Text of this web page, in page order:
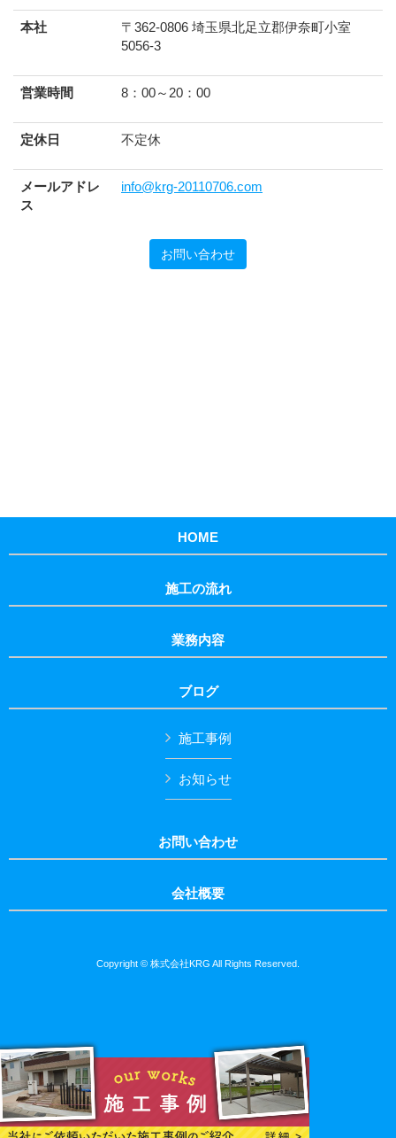
本社
〒362-0806 埼玉県北足立郡伊奈町小室
5056-3
営業時間 8：00～20：00
定休日 不定休
メールアドレ
ス
info@krg-20110706.com
お問い合わせ
HOME
施工の流れ
業務内容
ブログ
施工事例
お知らせ
お問い合わせ
会社概要
Copyright © 株式会社KRG All Rights Reserved.